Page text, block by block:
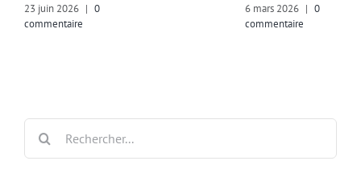
23 juin 2026 | 0
commentaire
6 mars 2026 | 0
commentaire